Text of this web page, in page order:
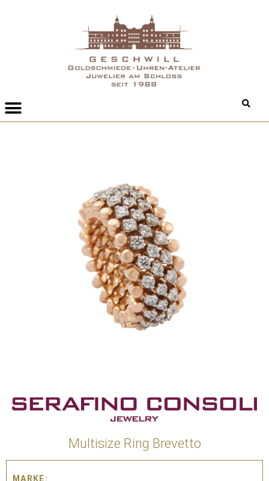
Multisize Ring Brevetto
MARKE